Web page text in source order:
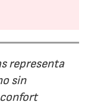
representa
sin